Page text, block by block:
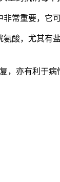
重要，它
，尤其有
亦有利于病